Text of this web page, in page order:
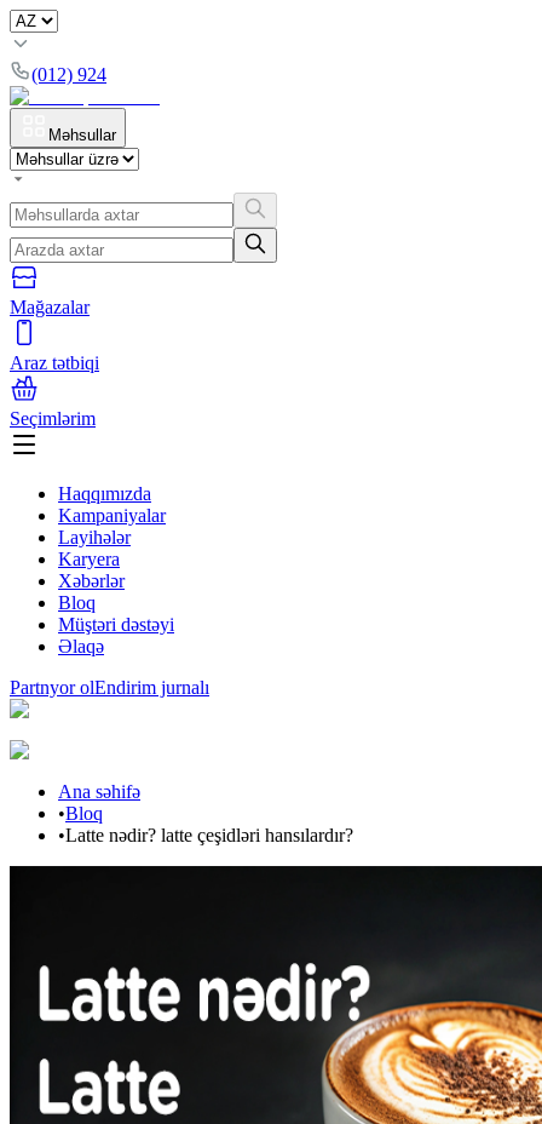
(012) 924
Məhsullar
Mağazalar
Araz tətbiqi
Seçimlərim
Haqqımızda
Kampaniyalar
Layihələr
Karyera
Xəbərlər
Bloq
Müştəri dəstəyi
Əlaqə
Partnyor olEndirim jurnalı
Ana səhifə
•Bloq
•Latte nədir? latte çeşidləri hansılardır?